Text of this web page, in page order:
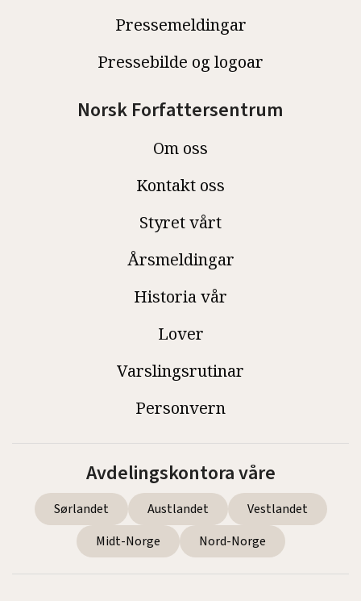
Pressemeldingar
Pressebilde og logoar
Norsk Forfattersentrum
Om oss
Kontakt oss
Styret vårt
Årsmeldingar
Historia vår
Lover
Varslingsrutinar
Personvern
Avdelingskontora våre
Sørlandet Austlandet
Vestlandet
Midt-Norge
Nord-Norge